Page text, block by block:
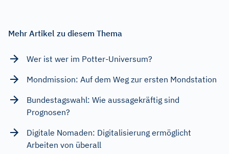
Mehr Artikel zu diesem Thema
Wer ist wer im Potter-Universum?
Mondmission: Auf dem Weg zur ersten Mondstation
Bundestagswahl: Wie aussagekräftig sind
Prognosen?
Digitale Nomaden: Digitalisierung ermöglicht
Arbeiten von überall